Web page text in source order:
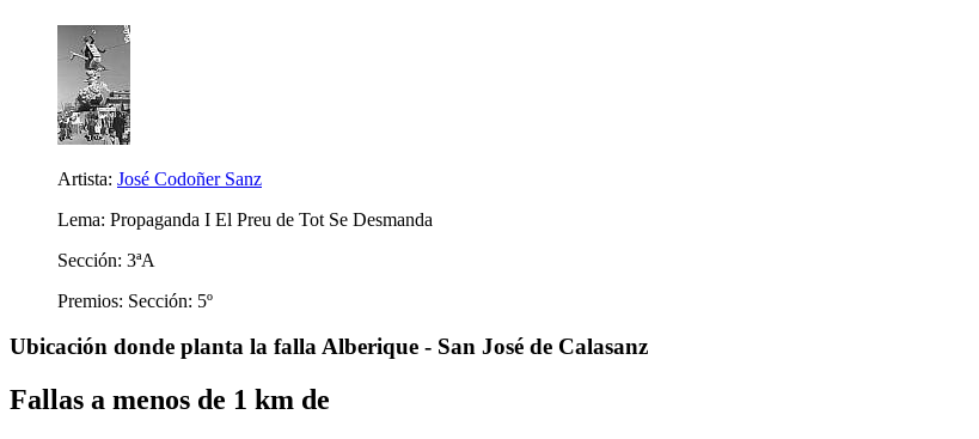
Artista: José Codoñer Sanz
Lema: Propaganda I El Preu de Tot Se Desmanda
Sección: 3ªA
Premios: Sección: 5º
Ubicación donde planta la falla Alberique - San José de Calasanz
Fallas a menos de 1 km de